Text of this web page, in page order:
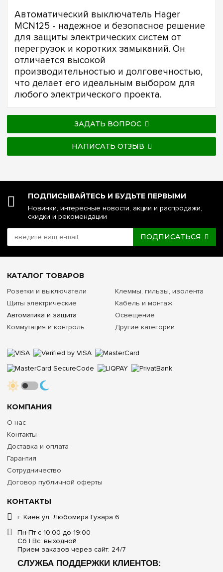
Автоматический выключатель Hager
MCN125 - надежное и безопасное решение
для защиты электрических систем от
перегрузок и коротких замыканий. Он
отличается высокой
производительностью и долговечностью,
что делает его идеальным выбором для
любого электрического проекта.
ЗАДАТЬ ВОПРОС
НАПИСАТЬ ОТЗЫВ
ПОДПИСЫВАЙТЕСЬ И БУДЬТЕ ПЕРВЫМИ
Новинки, интересные новости, акции и распродажи,
скидки и рекомендации
ПОДПИСАТЬСЯ
КОНТАКТЫ
г. Киев ул. Любомира Гузара 6
Пн-Пт с 10:00 до 19:00
Сб | Вс: выходной
Прием заказов через сайт: 24/7
СЛУЖБА ПОДДЕРЖКИ КЛИЕНТОВ:
КОМПАНИЯ
О нас
Контакты
Доставка и оплата
Гарантия
Сотрудничество
Договор публичной оферты
КАТАЛОГ ТОВАРОВ
Розетки и выключатели
Щиты электрические
Автоматика и защита
Коммутация и контроль
Клеммы, гильзы, изолента
Кабель и монтаж
Освещение
Другие категории